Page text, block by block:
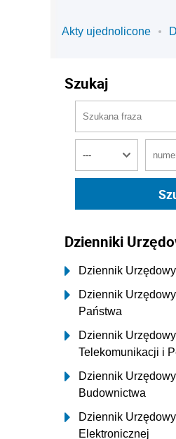
Akty ujednolicone
Szukaj
Dzienniki
Dziennik
Dziennik
Państwa
Dziennik
Telekomunikacji i
Dziennik
Budownictwa
Dziennik
Elektronicznej